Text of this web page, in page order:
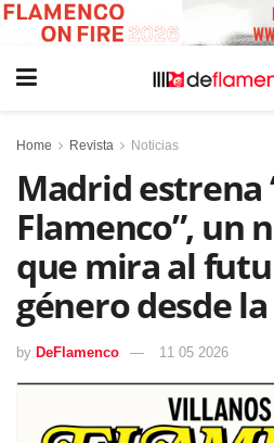
Home Revista Noticias
Madrid estrena
Flamenco”, un
que mira al
género desde
by DeFlamenco 11 05 2026